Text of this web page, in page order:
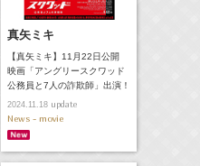
真矢ミキ
【真矢ミキ】11月22日公開
映画「アングリースクワッド
公務員と7人の詐欺師」出演！
2024.11.18update
News - movie